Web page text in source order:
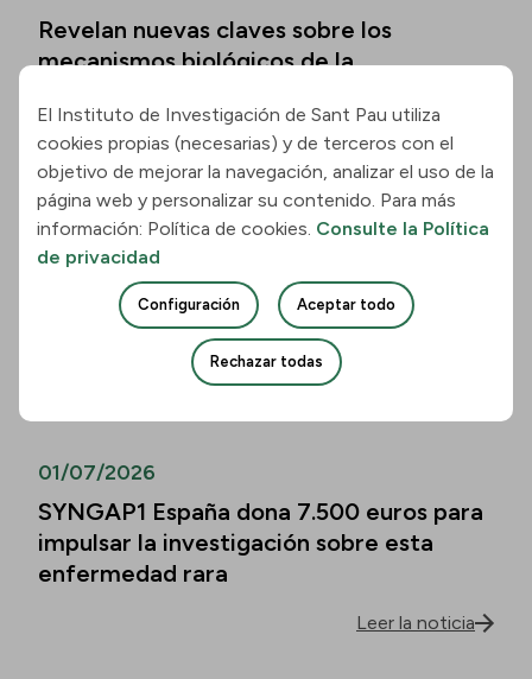
Revelan nuevas claves sobre los
mecanismos biológicos de la
Leer la noticia
01/07/2026
Los biomarcadores de la enfermedad de
Alzheimer permiten predecir el
deterioro cognitivo también en mayores
01/07/2026
SYNGAP1 España dona 7.500 euros para
impulsar la investigación sobre esta
enfermedad rara
Leer la noticia
El Instituto de Investigación de Sant Pau utiliza
cookies propias (necesarias) y de terceros con el
objetivo de mejorar la navegación, analizar el uso de la
página web y personalizar su contenido. Para más
información: Política de cookies. Consulte la Política
de privacidad
Configuración Aceptar todo
Rechazar todas